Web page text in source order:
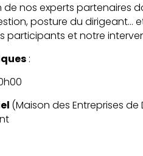
de nos experts partenaires
posture du dirigeant…
participants et notre
:
(Maison des Entreprises